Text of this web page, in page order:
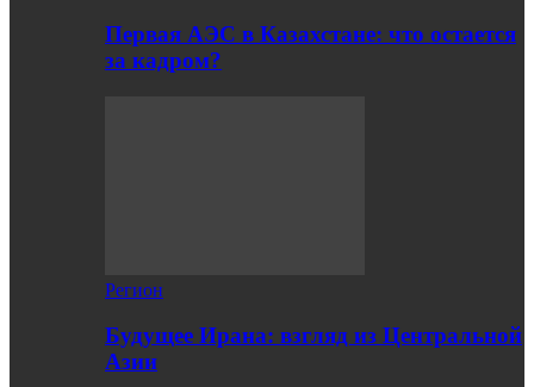
Первая АЭС в Казахстане: что остается
за кадром?
Регион
Будущее Ирана: взгляд из Центральной
Азии